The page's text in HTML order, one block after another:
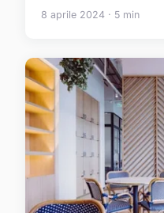
8 aprile 2024 · 5 min